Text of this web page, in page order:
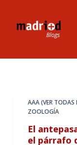
a
AAA (VER TODAS
ZOOLOGÍA
El
el párrafo